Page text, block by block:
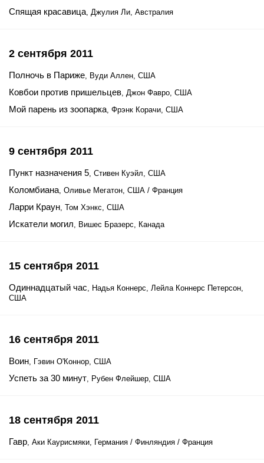
Спящая красавица, Джулия Ли, Австралия
2 сентября 2011
Полночь в Париже, Вуди Аллен, США
Ковбои против пришельцев, Джон Фавро, США
Мой парень из зоопарка, Фрэнк Корачи, США
9 сентября 2011
Пункт назначения 5, Стивен Куэйл, США
Коломбиана, Оливье Мегатон, США / Франция
Ларри Краун, Том Хэнкс, США
Искатели могил, Вишес Бразерс, Канада
15 сентября 2011
Одиннадцатый час, Надья Коннерс, Лейла Коннерс Петерсон,
США
16 сентября 2011
Воин, Гэвин О'Коннор, США
Успеть за 30 минут, Рубен Флейшер, США
18 сентября 2011
Гавр, Аки Каурисмяки, Германия / Финляндия / Франция